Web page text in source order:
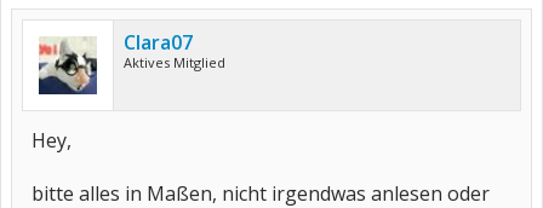
Clara07
Aktives Mitglied
Hey,
bitte alles in Maßen, nicht irgendwas anlesen oder